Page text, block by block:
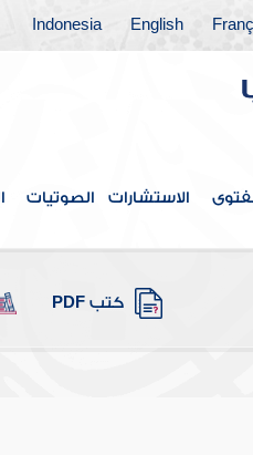
English
Indonesia
الاستشارات الصوتيات
كتب PDF